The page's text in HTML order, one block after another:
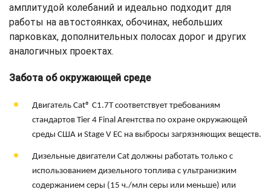
амплитудой колебаний и идеально подходит для
работы на автостоянках, обочинах, небольших
парковках, дополнительных полосах дорог и других
аналогичных проектах.
Забота об окружающей среде
Двигатель Cat® C1.7T соответствует требованиям
стандартов Tier 4 Final Агентства по охране окружающей
среды США и Stage V ЕС на выбросы загрязняющих веществ.
Дизельные двигатели Cat должны работать только с
использованием дизельного топлива с ультранизким
содержанием серы (15 ч./млн серы или меньше) или